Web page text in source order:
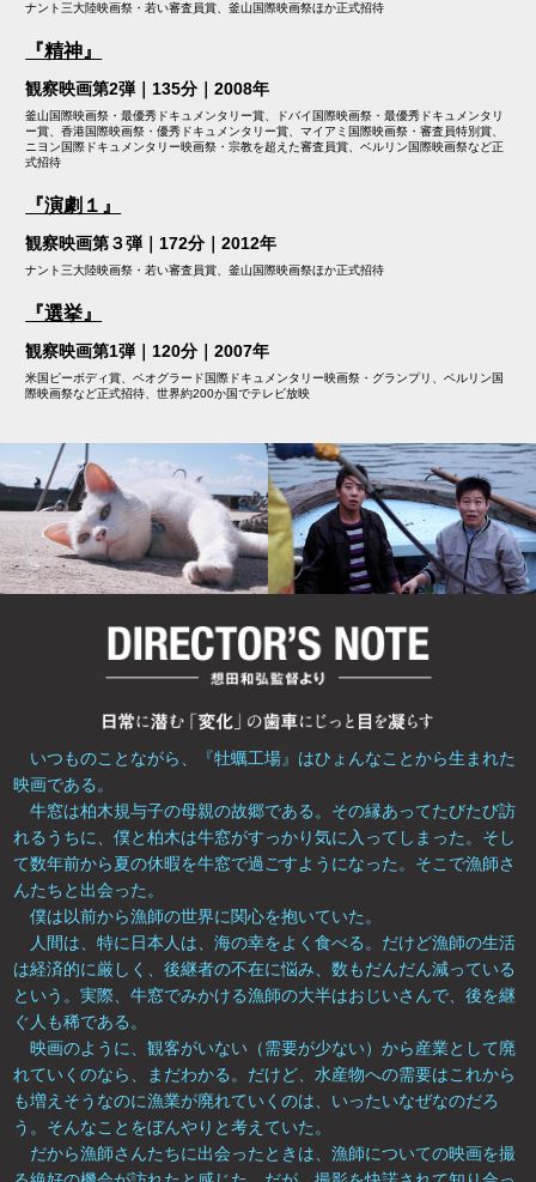
ナント三大陸映画祭・若い審査員賞、釜山国際映画祭ほか正式招待
『精神』
観察映画第2弾｜135分｜2008年
釜山国際映画祭・最優秀ドキュメンタリー賞、ドバイ国際映画祭・最優秀ドキュメンタリ
ー賞、香港国際映画祭・優秀ドキュメンタリー賞、マイアミ国際映画祭・審査員特別賞、
ニヨン国際ドキュメンタリー映画祭・宗教を超えた審査員賞、ベルリン国際映画祭など正
式招待
『演劇１』
観察映画第３弾｜172分｜2012年
ナント三大陸映画祭・若い審査員賞、釜山国際映画祭ほか正式招待
『選挙』
観察映画第1弾｜120分｜2007年
米国ピーボディ賞、ベオグラード国際ドキュメンタリー映画祭・グランプリ、ベルリン国
際映画祭など正式招待、世界約200か国でテレビ放映
いつものことながら、『牡蠣工場』はひょんなことから生まれた
映画である。
牛窓は柏木規与子の母親の故郷である。その縁あってたびたび訪
れるうちに、僕と柏木は牛窓がすっかり気に入ってしまった。そし
て数年前から夏の休暇を牛窓で過ごすようになった。そこで漁師さ
んたちと出会った。
僕は以前から漁師の世界に関心を抱いていた。
人間は、特に日本人は、海の幸をよく食べる。だけど漁師の生活
は経済的に厳しく、後継者の不在に悩み、数もだんだん減っている
という。実際、牛窓でみかける漁師の大半はおじいさんで、後を継
ぐ人も稀である。
映画のように、観客がいない（需要が少ない）から産業として廃
れていくのなら、まだわかる。だけど、水産物への需要はこれから
も増えそうなのに漁業が廃れていくのは、いったいなぜなのだろ
う。そんなことをぼんやりと考えていた。
だから漁師さんたちに出会ったときは、漁師についての映画を撮